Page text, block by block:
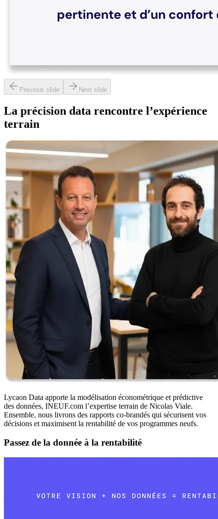
Previous slide Next slide
La précision data rencontre l’expérience
terrain
Lycaon Data apporte la modélisation économétrique et prédictive
des données, INEUF.com l’expertise terrain de Nicolas Viale.
Ensemble, nous livrons des rapports co-brandés qui sécurisent vos
décisions et maximisent la rentabilité de vos programmes neufs.
Passez de la donnée à la rentabilité